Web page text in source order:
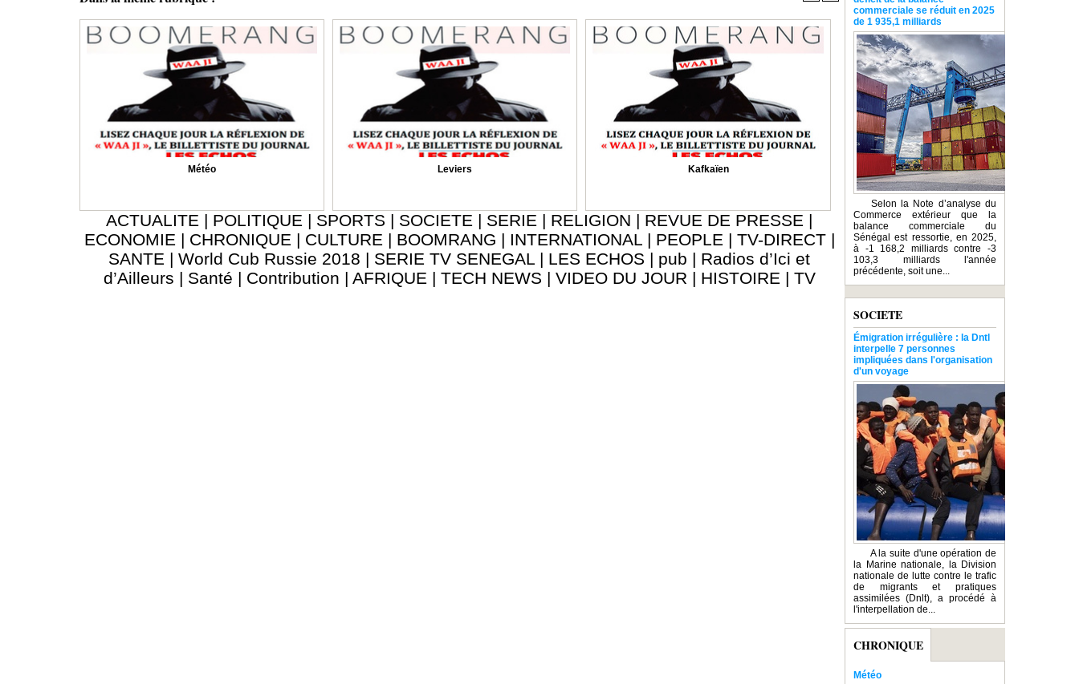
Météo Leviers Kafkaïen
ACTUALITE | POLITIQUE | SPORTS | SOCIETE | SERIE | RELIGION | REVUE DE PRESSE |
ECONOMIE | CHRONIQUE | CULTURE | BOOMRANG | INTERNATIONAL | PEOPLE | TV-DIRECT |
SANTE | World Cub Russie 2018 | SERIE TV SENEGAL | LES ECHOS | pub | Radios d’Ici et
d’Ailleurs | Santé | Contribution | AFRIQUE | TECH NEWS | VIDEO DU JOUR | HISTOIRE | TV
commerciale se réduit en 2025
de 1 935,1 milliards
Selon la Note d’analyse du
Commerce extérieur que la
balance commerciale du
Sénégal est ressortie, en 2025,
à -1 168,2 milliards contre -3
103,3 milliards l'année
précédente, soit une...
SOCIETE
Émigration irrégulière : la Dntl
interpelle 7 personnes
impliquées dans l'organisation
d'un voyage
A la suite d'une opération de
la Marine nationale, la Division
nationale de lutte contre le trafic
de migrants et pratiques
assimilées (Dnlt), a procédé à
l'interpellation de...
CHRONIQUE
Météo